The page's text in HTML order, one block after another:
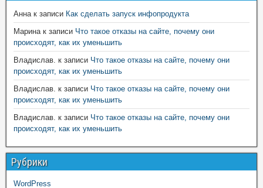
Анна к записи Как сделать запуск инфопродукта
Марина к записи Что такое отказы на сайте, почему они
происходят, как их уменьшить
Владислав. к записи Что такое отказы на сайте, почему они
происходят, как их уменьшить
Владислав. к записи Что такое отказы на сайте, почему они
происходят, как их уменьшить
Владислав. к записи Что такое отказы на сайте, почему они
происходят, как их уменьшить
Рубрики
WordPress